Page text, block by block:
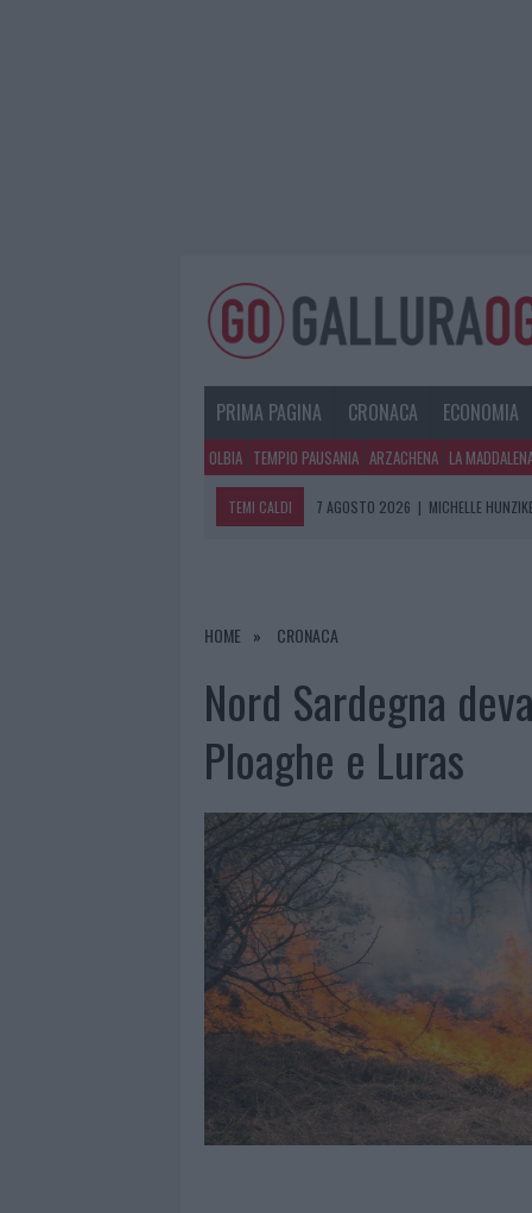
PRIMA PAGINA CRONACA ECONOMIA
OLBIA TEMPIO PAUSANIA ARZACHENA LA
TEMI CALDI 7 AGOSTO 2026 | MICHELLE
7 AGOSTO 2026
|
HOME CRONACA
Nord Sardegna
Ploaghe e Luras